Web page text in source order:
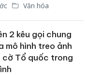
Văn hóa
2 kêu gọi chung
mô hình treo ảnh
cờ Tổ quốc trong